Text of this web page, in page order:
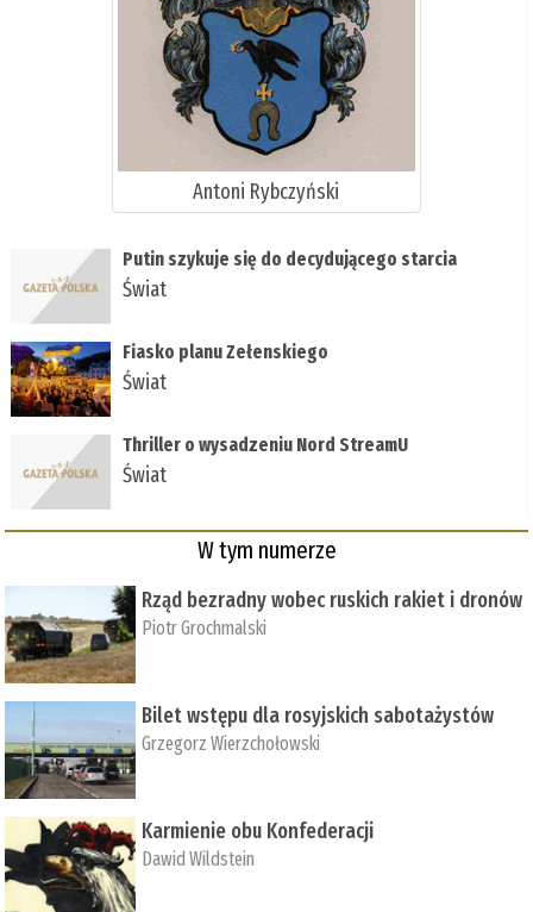
Antoni Rybczyński
Putin szykuje się do decydującego starcia
Świat
Fiasko planu Zełenskiego
Świat
Thriller o wysadzeniu Nord StreamU
Świat
W tym numerze
Rząd bezradny wobec ruskich rakiet i dronów
Piotr Grochmalski
Bilet wstępu dla rosyjskich sabotażystów
Grzegorz Wierzchołowski
Karmienie obu Konfederacji
Dawid Wildstein